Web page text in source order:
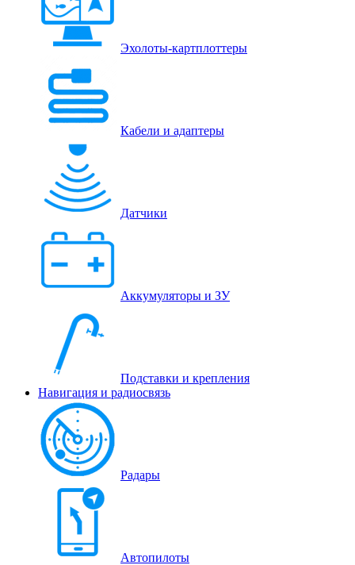
Эхолоты-картплоттеры
Кабели и адаптеры
Датчики
Аккумуляторы и ЗУ
Подставки и крепления
Навигация и радиосвязь
Радары
Автопилоты